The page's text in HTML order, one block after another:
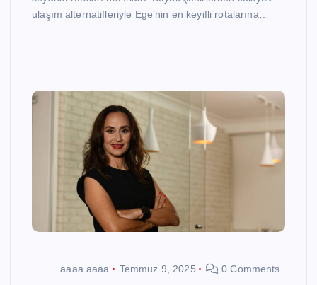
ulaşım alternatifleriyle Ege’nin en keyifli rotalarına…
aaaa aaaa Temmuz 9, 2025 0 Comments